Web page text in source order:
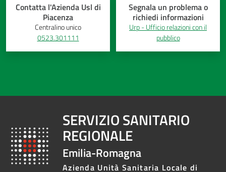
Contatta l'Azienda Usl di
Piacenza
Centralino unico
0523.301111
Segnala un problema o
richiedi informazioni
Urp - Ufficio relazioni con il
pubblico
SERVIZIO SANITARIO
REGIONALE
Emilia-Romagna
Azienda Unità Sanitaria Locale di